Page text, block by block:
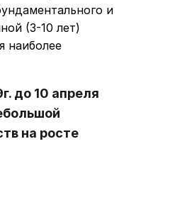
и
(3-10 лет)
наиболее
до 10 апреля
на росте